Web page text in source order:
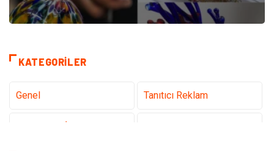
KATEGORILER
Genel Tanıtıcı Reklam